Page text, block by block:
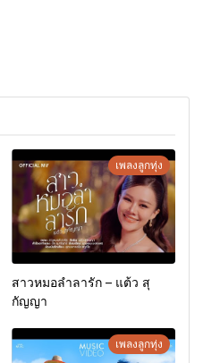
เพลงลูกทุ่ง
สาวหมอลำลารัก – แต้ว สุ
กัญญา
เพลงลูกทุ่ง